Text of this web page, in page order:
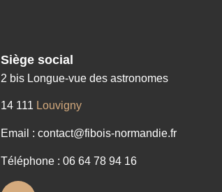
Siège social
2 bis Longue-vue des astronomes
14 111 Louvigny
Email : contact@fibois-normandie.fr
Téléphone : 06 64 78 94 16